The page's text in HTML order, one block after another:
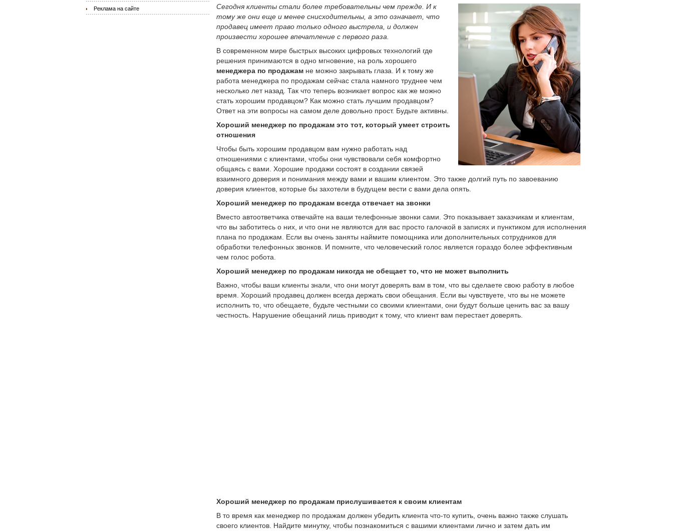
Реклама на сайте
Сегодня клиенты стали более требовательны чем прежде. И к
тому же они еще и менее снисходительны, а это означает, что
продавец имеет право только одного выстрела, и должен
произвести хорошее впечатление с первого раза.
В современном мире быстрых высоких цифровых технологий где
решения принимаются в одно мгновение, на роль хорошего
менеджера по продажам не можно закрывать глаза. И к тому же
работа менеджера по продажам сейчас стала намного труднее чем
несколько лет назад. Так что теперь возникает вопрос как же можно
стать хорошим продавцом? Как можно стать лучшим продавцом?
Ответ на эти вопросы на самом деле довольно прост. Будьте активны.
Хороший менеджер по продажам это тот, который умеет строить
отношения
Чтобы быть хорошим продавцом вам нужно работать над
отношениями с клиентами, чтобы они чувствовали себя комфортно
общаясь с вами. Хорошие продажи состоят в создании связей
взаимного доверия и понимания между вами и вашим клиентом. Это также долгий путь по завоеванию
доверия клиентов, которые бы захотели в будущем вести с вами дела опять.
Хороший менеджер по продажам всегда отвечает на звонки
Вместо автоответчика отвечайте на ваши телефонные звонки сами. Это показывает заказчикам и клиентам,
что вы заботитесь о них, и что они не являются для вас просто галочкой в записях и пунктиком для исполнения
плана по продажам. Если вы очень заняты наймите помощника или дополнительных сотрудников для
обработки телефонных звонков. И помните, что человеческий голос является гораздо более эффективным
чем голос робота.
Хороший менеджер по продажам никогда не обещает то, что не может выполнить
Важно, чтобы ваши клиенты знали, что они могут доверять вам в том, что вы сделаете свою работу в любое
время. Хороший продавец должен всегда держать свои обещания. Если вы чувствуете, что вы не можете
исполнить то, что обещаете, будьте честными со своими клиентами, они будут больше ценить вас за вашу
честность. Нарушение обещаний лишь приводит к тому, что клиент вам перестает доверять.
Хороший менеджер по продажам прислушивается к своим клиентам
В то время как менеджер по продажам должен убедить клиента что-то купить, очень важно также слушать
своего клиентов. Найдите минутку, чтобы познакомиться с вашими клиентами лично и затем дать им